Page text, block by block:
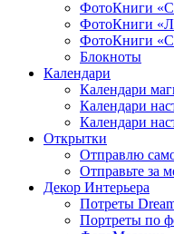
ФотоКниги
ФотоКниги
ФотоКниги
Блокноты
Календари
Календари
Календари
Календари
Открытки
Отправлю
Отправьте за
Декор Интерьера
Потреты
Портреты по